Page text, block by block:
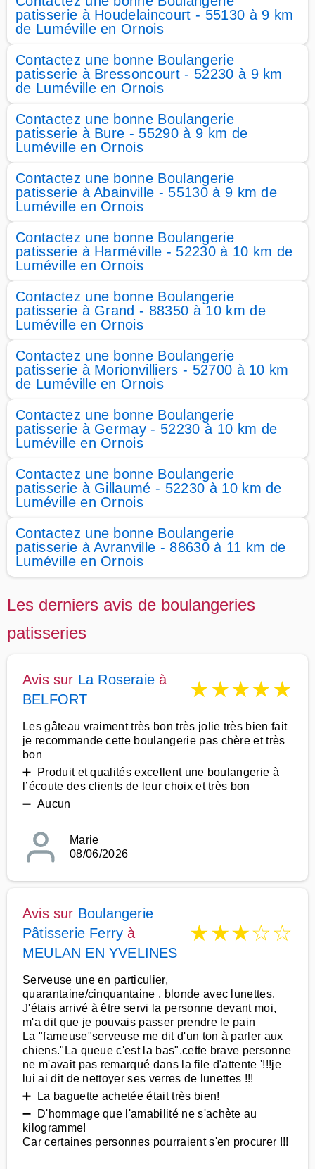
patisserie à Houdelaincourt - 55130 à 9 km
de Luméville en Ornois
Contactez une bonne Boulangerie
patisserie à Bressoncourt - 52230 à 9 km
de Luméville en Ornois
Contactez une bonne Boulangerie
patisserie à Bure - 55290 à 9 km de
Luméville en Ornois
Contactez une bonne Boulangerie
patisserie à Abainville - 55130 à 9 km de
Luméville en Ornois
Contactez une bonne Boulangerie
patisserie à Harméville - 52230 à 10 km de
Luméville en Ornois
Contactez une bonne Boulangerie
patisserie à Grand - 88350 à 10 km de
Luméville en Ornois
Contactez une bonne Boulangerie
patisserie à Morionvilliers - 52700 à 10 km
de Luméville en Ornois
Contactez une bonne Boulangerie
patisserie à Germay - 52230 à 10 km de
Luméville en Ornois
Contactez une bonne Boulangerie
patisserie à Gillaumé - 52230 à 10 km de
Luméville en Ornois
Contactez une bonne Boulangerie
patisserie à Avranville - 88630 à 11 km de
Luméville en Ornois
Les derniers avis de boulangeries
patisseries
Avis sur La Roseraie à
BELFORT
★★★★★
Les gâteau vraiment très bon très jolie très bien fait
je recommande cette boulangerie pas chère et très
bon
➕ Produit et qualités excellent une boulangerie à
l’écoute des clients de leur choix et très bon
➖ Aucun
Marie
08/06/2026
Avis sur Boulangerie
Pâtisserie Ferry à
MEULAN EN YVELINES
★★★☆☆
Serveuse une en particulier,
quarantaine/cinquantaine , blonde avec lunettes.
J'étais arrivé à être servi la personne devant moi,
m'a dit que je pouvais passer prendre le pain
La "fameuse"serveuse me dit d'un ton à parler aux
chiens."La queue c'est la bas".cette brave personne
ne m'avait pas remarqué dans la file d'attente '!!!je
lui ai dit de nettoyer ses verres de lunettes !!!
➕ La baguette achetée était très bien!
➖ D'hommage que l'amabilité ne s'achète au
kilogramme!
Car certaines personnes pourraient s'en procurer !!!